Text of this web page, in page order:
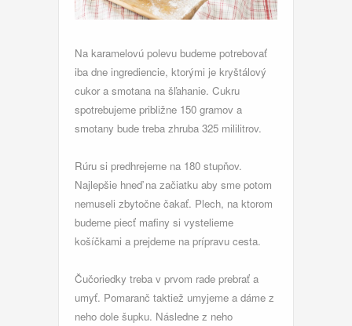
Na karamelovú polevu budeme potrebovať
iba dne ingrediencie, ktorými je kryštálový
cukor a smotana na šľahanie. Cukru
spotrebujeme približne 150 gramov a
smotany bude treba zhruba 325 mililitrov.
Rúru si predhrejeme na 180 stupňov.
Najlepšie hneď na začiatku aby sme potom
nemuseli zbytočne čakať. Plech, na ktorom
budeme piecť mafiny si vystelieme
košíčkami a prejdeme na prípravu cesta.
Čučoriedky treba v prvom rade prebrať a
umyť. Pomaranč taktiež umyjeme a dáme z
neho dole šupku. Následne z neho